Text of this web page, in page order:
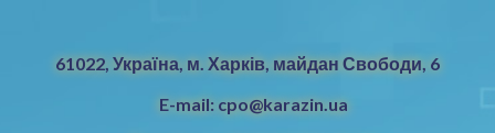
61022, Україна, м. Харків, майдан Свободи, 6
E-mail: cpo@karazin.ua